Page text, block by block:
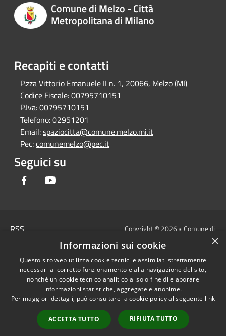
Comune di Melzo - Città
Metropolitana di Milano
Recapiti e contatti
P.zza Vittorio Emanuele II n. 1, 20066, Melzo (MI)
Codice Fiscale:00795710151
P.Iva:00795710151
Telefono:02951201
Email:spaziocitta@comune.melzo.mi.it
Pec:comunemelzo@pec.it
Seguici su
Facebook
RSS
Cookie
Mappa del sito
Area Interna
Dichiarazione di
accessibilità e/o
segnalazioni di non
Copyright © 2026 • Comune di
Melzo - Città Metropolitana di
Milano • Powered by
Municipium•Accesso
redazione
×
Informazioni sui cookie
Questo sito web utilizza cookie tecnici e assimilati strettamente
necessari al corretto funzionamento e alla navigazione del sito,
nonché un cookie tecnico analitico al solo fine di elaborare
informazioni statistiche, aggregate e anonime.
Per maggiori dettagli, può consultare la cookie policy al seguente link
ACCETTA TUTTO RIFIUTA TUTTO